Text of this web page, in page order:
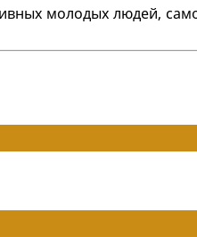
молодых людей,